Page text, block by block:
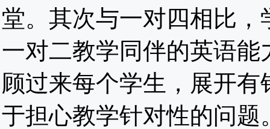
堂。其次与一对四相比
一对二教学同伴的英语
顾过来每个学生，展开
于担心教学针对性的问